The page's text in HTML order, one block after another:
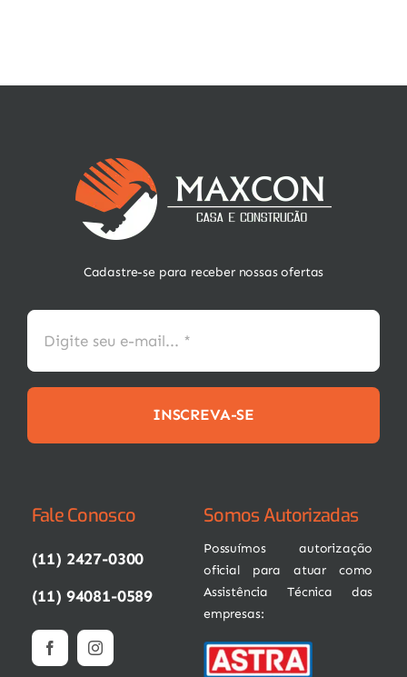
Cadastre-se para receber nossas ofertas
INSCREVA-SE
Fale Conosco
(11) 2427-0300
(11) 94081-0589
Somos Autorizadas
Possuímos autorização
oficial para atuar como
Assistência Técnica das
empresas: